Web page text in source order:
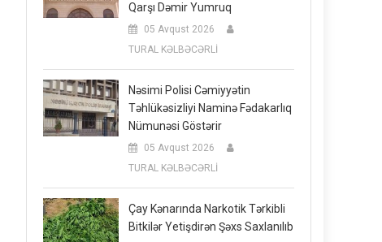
Qarşı Dəmir Yumruq
05 Avqust 2026
TURAL KƏLBƏCƏRLİ
Nəsimi Polisi Cəmiyyətin
Təhlükəsizliyi Naminə Fədakarlıq
Nümunəsi Göstərir
05 Avqust 2026
TURAL KƏLBƏCƏRLİ
Çay Kənarında Narkotik Tərkibli
Bitkilər Yetişdirən Şəxs Saxlanılıb